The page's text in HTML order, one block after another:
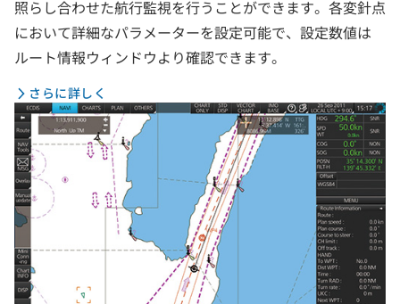
照らし合わせた航行監視を行うことができます。各変針点
において詳細なパラメーターを設定可能で、設定数値は
ルート情報ウィンドウより確認できます。
さらに詳しく